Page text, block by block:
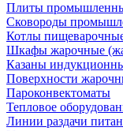
Плиты
Сковороды
Котлы
Шкафы жарочные
Казаны
Поверхности
Пароконвектоматы
Тепловое
Линии раздачи